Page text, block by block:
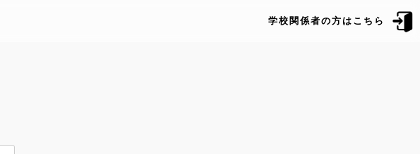
学校関係者の方はこちら